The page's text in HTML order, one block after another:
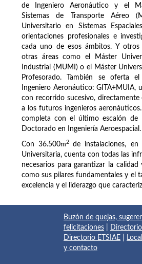
de Ingeniero Aeronáutico y el
Sistemas de Transporte Aéreo
Universitario en Sistemas
orientaciones profesionales e
cada uno de esos ámbitos. Y otros
otras áreas como el Máster
Industrial (MUMI) o el Máster
Profesorado. También se oferta el
Ingeniero Aeronáutico: GITA+MUIA,
con recorrido sucesivo, directamente
a los futuros ingenieros
completa con el último escalón de
Doctorado en Ingeniería Aeroespacial.
Con 36.500m2
de instalaciones,
Universitaria, cuenta con todas las
necesarios para garantizar la calidad
como sus pilares fundamentales y el
excelencia y el liderazgo que
Buzón de quejas,
felicitaciones
Directorio ETSIAE
y contacto